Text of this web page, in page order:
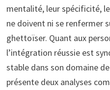
mentalité, leur spécificité,
ne doivent ni se renfermer
ghettoïser. Quant aux
l’intégration réussie est
stable dans son domaine
présente deux analyses